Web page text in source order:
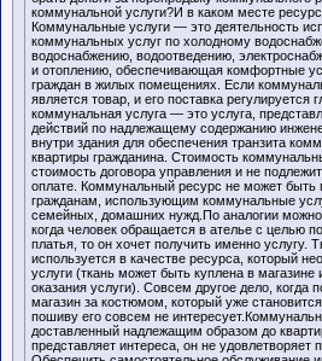
коммунальной услуги?И в каком месте
Коммунальные услуги — это деятельность
коммунальных услуг по холодному
водоснабжению, водоотведению,
и отоплению, обеспечивающая комфортные
граждан в жилых помещениях. Если
является товар, и его поставка регулируется
коммунальная услуга — это услуга,
действий по надлежащему содержанию
внутри здания для обеспечения транзита
квартиры гражданина. Стоимость
стоимость договора управления и не
оплате. Коммунальный ресурс не может быть
гражданам, использующим коммунальные
семейных, домашних нужд.По аналогии
когда человек обращается в ателье с целью
платья, то он хочет получить именно услугу.
используется в качестве ресурса, который
услуги (ткань может быть куплена в магазине
оказания услуги). Совсем другое дело, когда
магазин за костюмом, который уже
пошиву его совсем не
доставленный надлежащим образом до
представляет интереса, он не удовлетворяет